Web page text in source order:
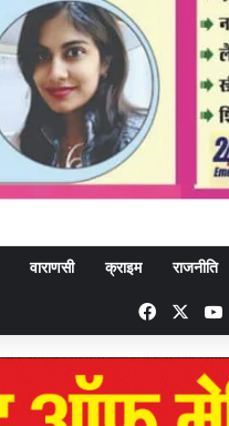
वाराणसी क्राइम राजनीति
Facebook